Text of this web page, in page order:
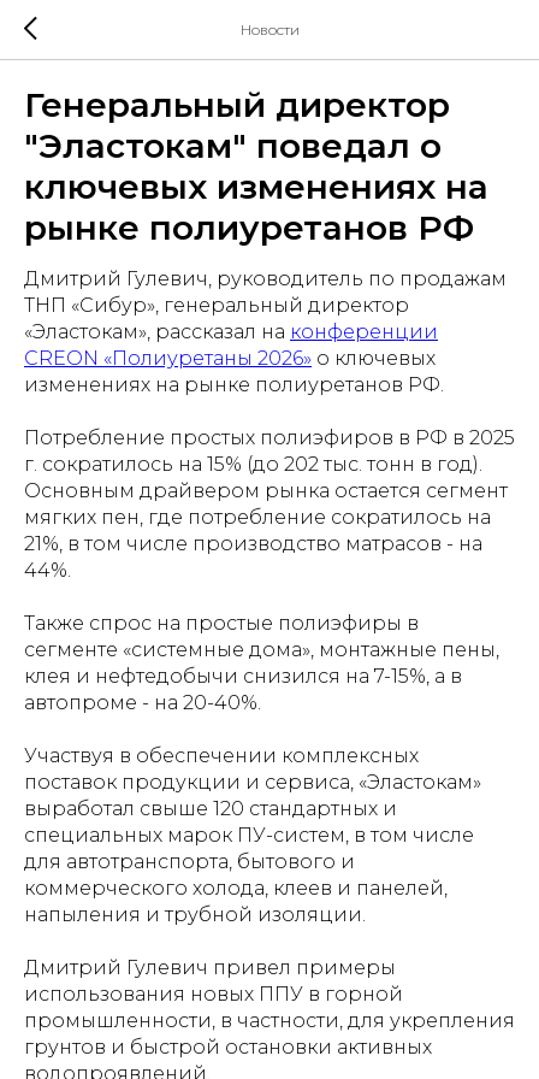
Новости
Генеральный директор
"Эластокам" поведал о
ключевых изменениях на
рынке полиуретанов РФ
Дмитрий Гулевич, руководитель по продажам
ТНП «Сибур», генеральный директор
«Эластокам», рассказал на конференции
CREON «Полиуретаны 2026» о ключевых
изменениях на рынке полиуретанов РФ.
Потребление простых полиэфиров в РФ в 2025
г. сократилось на 15% (до 202 тыс. тонн в год).
Основным драйвером рынка остается сегмент
мягких пен, где потребление сократилось на
21%, в том числе производство матрасов - на
44%.
Также спрос на простые полиэфиры в
сегменте «системные дома», монтажные пены,
клея и нефтедобычи снизился на 7-15%, а в
автопроме - на 20-40%.
Участвуя в обеспечении комплексных
поставок продукции и сервиса, «Эластокам»
выработал свыше 120 стандартных и
специальных марок ПУ-систем, в том числе
для автотранспорта, бытового и
коммерческого холода, клеев и панелей,
напыления и трубной изоляции.
Дмитрий Гулевич привел примеры
использования новых ППУ в горной
промышленности, в частности, для укрепления
грунтов и быстрой остановки активных
водопроявлений.